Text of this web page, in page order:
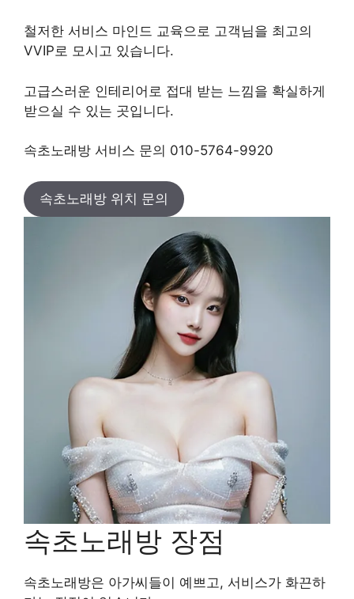
철저한 서비스 마인드 교육으로 고객님을 최고의
VVIP로 모시고 있습니다.
고급스러운 인테리어로 접대 받는 느낌을 확실하게
받으실 수 있는 곳입니다.
속초노래방 서비스 문의 010-5764-9920
속초노래방 위치 문의
속초노래방 장점
속초노래방은 아가씨들이 예쁘고, 서비스가 화끈하